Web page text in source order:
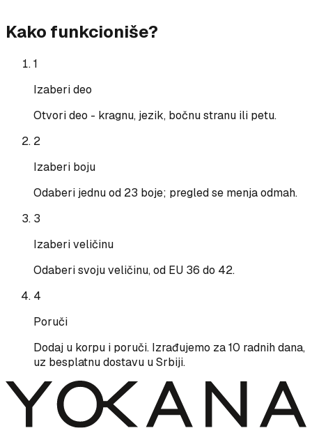
Kako funkcioniše?
1
Izaberi deo
Otvori deo - kragnu, jezik, bočnu stranu ili petu.
2
Izaberi boju
Odaberi jednu od 23 boje; pregled se menja odmah.
3
Izaberi veličinu
Odaberi svoju veličinu, od EU 36 do 42.
4
Poruči
Dodaj u korpu i poruči. Izrađujemo za 10 radnih dana,
uz besplatnu dostavu u Srbiji.